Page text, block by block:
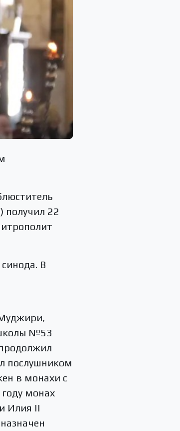
получил 22
В
школы №53
послушником
в монахи с
монах
Илия II